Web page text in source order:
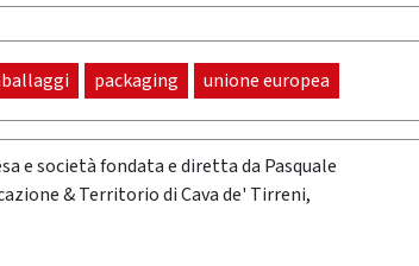
packaging unione europea
e società fondata e diretta da Pasquale
& Territorio di Cava de' Tirreni,